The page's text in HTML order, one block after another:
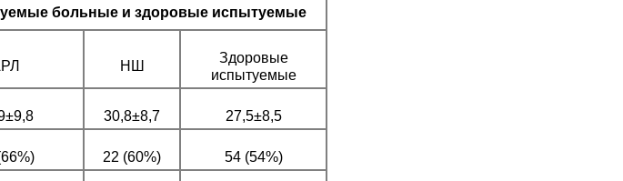
больные и здоровые испытуемые
НШ
Здоровые
испытуемые
30,8±8,7 27,5±8,5
22 (60%) 54 (54%)